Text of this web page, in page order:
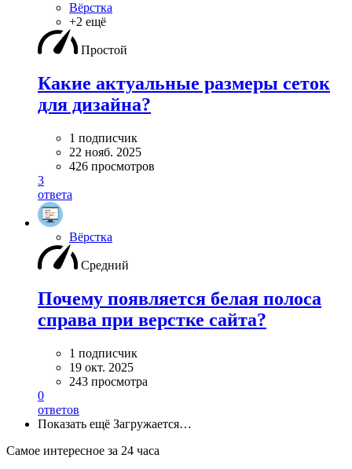
Вёрстка
+2 ещё
Простой
Какие актуальные размеры сеток
для дизайна?
1 подписчик
22 нояб. 2025
426 просмотров
3
ответа
Вёрстка
Средний
Почему появляется белая полоса
справа при верстке сайта?
1 подписчик
19 окт. 2025
243 просмотра
0
ответов
Показать ещё Загружается…
Самое интересное за 24 часа